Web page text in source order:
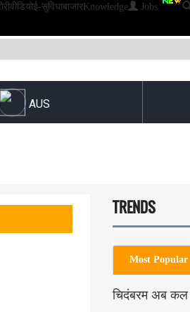
वीडियोई-सुविधाबाजार Knowledge Jobs
TRENDS
Most Popular
चिदंबरम अब कल